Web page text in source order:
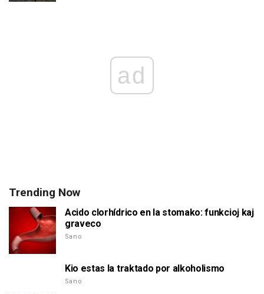
ad
Trending Now
Acido clorhídrico en la stomako: funkcioj kaj
graveco
Sano
Kio estas la traktado por alkoholismo
Sano